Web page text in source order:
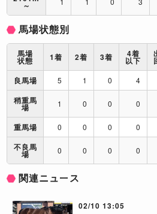
～
馬場状態別
馬場
状態 1着 2着 3着 4着
以下
良馬場
5 1 0 4
稍重馬
場 1 0 0 0
重馬場 0 0 0 0
不良馬
場 0 0 0 0
関連ニュース
02/10 13:05